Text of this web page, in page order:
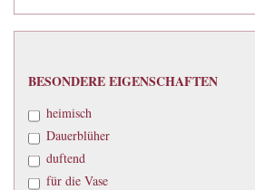
BESONDERE
BESONDERE EIGENSCHAFTEN
heimisch
Dauerblüher
duftend
für die Vase